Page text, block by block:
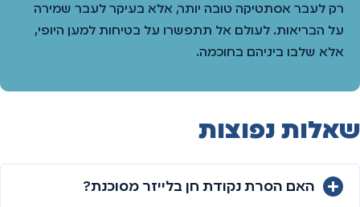
רק לעבר אסתטיקה טובה יותר, אלא בעיקר לעבר שמירה
על הבריאות. לעולם אל תתפשרו על בטיחות למען היופי,
אלא שלבו ביניהם בחוכמה.
שאלות נפוצות
האם הסרת נקודת חן בלייזר מסוכנת?